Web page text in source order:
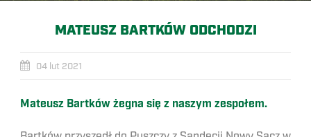
MATEUSZ BARTKÓW ODCHODZI
04 lut 2021
Mateusz Bartków żegna się z naszym zespołem.